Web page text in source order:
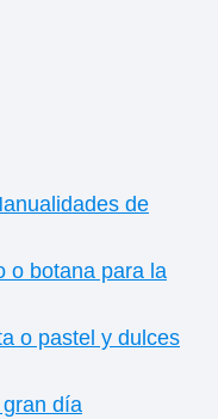
de
o botana para la
o pastel y dulces
día